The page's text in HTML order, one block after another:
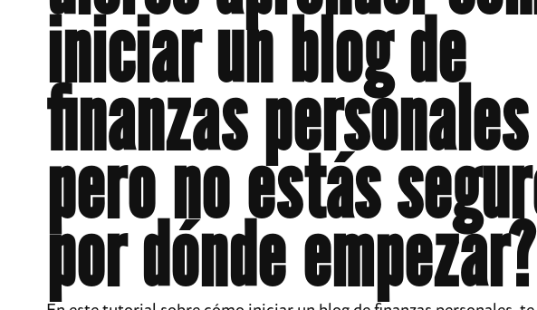
iniciar un blog de
finanzas personales
pero no estás
por dónde empezar?